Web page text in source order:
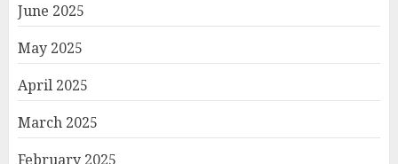
June 2025
May 2025
April 2025
March 2025
February 2025